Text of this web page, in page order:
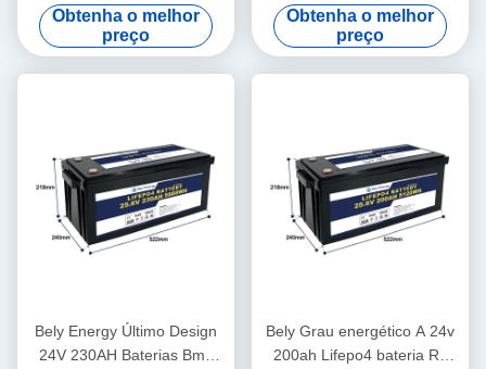
solar marinha
Obtenha o melhor
preço
fornecimento de energia de
camião
Obtenha o melhor
preço
Bely Energy Último Design
24V 230AH Baterias Bms
Bely Grau energético A 24v
200ah Lifepo4 bateria Rv